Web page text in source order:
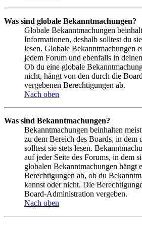
Was sind globale Bekanntmachungen?
Globale Bekanntmachungen
Informationen, deshalb solltest du
lesen. Globale Bekanntmachungen
jedem Forum und ebenfalls in
Ob du eine globale
nicht, hängt von den durch die
vergebenen Berechtigungen ab.
Nach oben
Was sind Bekanntmachungen?
Bekanntmachungen beinhalten
zu dem Bereich des Boards, in dem
solltest sie stets lesen.
auf jeder Seite des Forums, in dem
globalen Bekanntmachungen hängt
Berechtigungen ab, ob du
kannst oder nicht. Die
Board-Administration vergeben.
Nach oben